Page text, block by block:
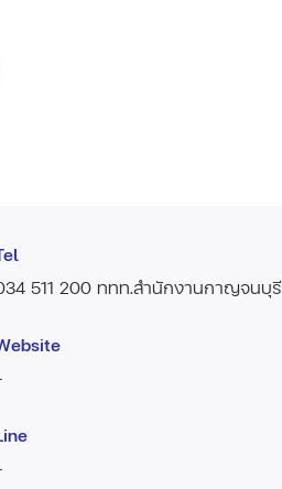
511 200 ททท.สำนักงานกาญจนบุรี